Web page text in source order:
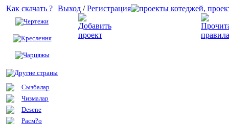
Как скачать ?
Чертежи
Креслення
Чарцяжы
Другие страны
Сызбалар
Чизмалар
Desene
Расм?о
Выход /Регистрация